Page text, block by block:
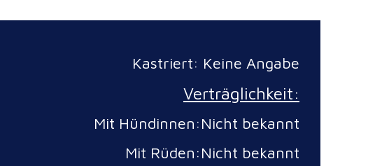
Kastriert: Keine Angabe
Verträglichkeit:
Mit Hündinnen:Nicht bekannt
Mit Rüden:Nicht bekannt